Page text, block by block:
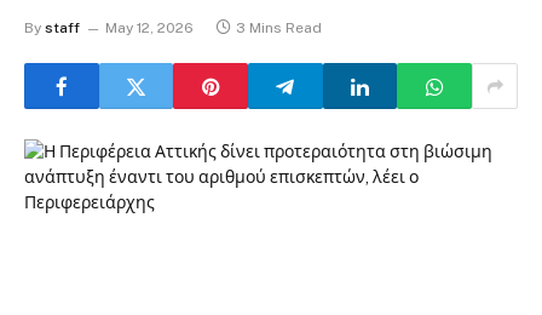
By staff May 12, 2026 3 Mins Read